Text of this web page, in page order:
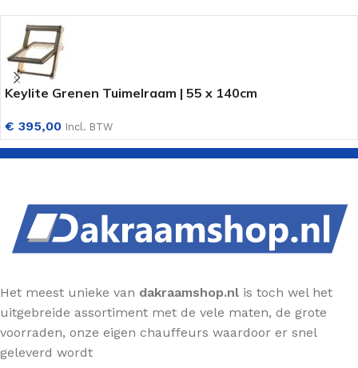
Keylite Grenen Tuimelraam | 55 x 140cm
€ 395,00 Incl. BTW
Het meest unieke van dakraamshop.nl is toch wel het
uitgebreide assortiment met de vele maten, de grote
voorraden, onze eigen chauffeurs waardoor er snel
geleverd wordt